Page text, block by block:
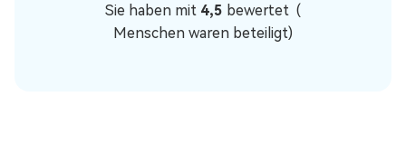
Sie haben mit 4,5 bewertet (
Menschen waren beteiligt)